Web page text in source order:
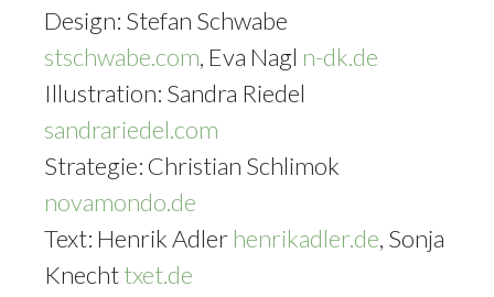
Design: Stefan Schwabe
stschwabe.com, Eva Nagl n-dk.de
Illustration: Sandra Riedel
sandrariedel.com
Strategie: Christian Schlimok
novamondo.de
Text: Henrik Adler henrikadler.de, Sonja
Knechttxet.de